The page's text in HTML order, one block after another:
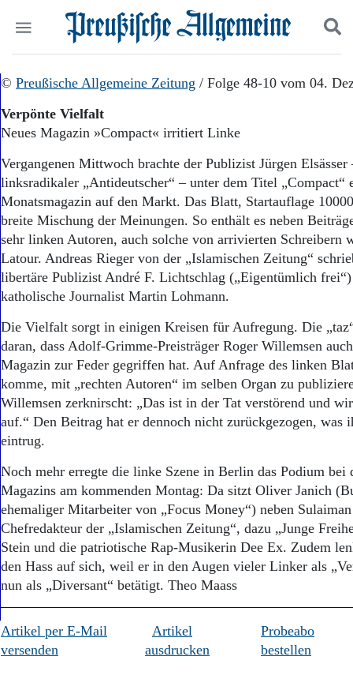
Start
Wer wir sind
Aktuelle Ausgabe
Abonnenten-Login
Abonnent werden
Abo Prämien
Archiv
Politik
Panorama
Leben
Geschichte
Ostpreußen
Pommern
Berlin-Brandenburg
Schlesien
Danzig und Westpreußen
Bücher
Kontakt
Impressum
Datenschutz
Suchen und finden
© Preußische Allgemeine Zeitung / Folge 48-10 vom 04.
Verpönte Vielfalt
Neues Magazin »Compact« irritiert Linke
Vergangenen Mittwoch brachte der Publizist Jürgen Elsässer
linksradikaler „Antideutscher“ – unter dem Titel „Compact“
Monatsmagazin auf den Markt. Das Blatt, Startauflage
breite Mischung der Meinungen. So enthält es neben
sehr linken Autoren, auch solche von arrivierten Schreibern
Latour. Andreas Rieger von der „Islamischen Zeitung“
libertäre Publizist André F. Lichtschlag („Eigentümlich
katholische Journalist Martin Lohmann.
Die Vielfalt sorgt in einigen Kreisen für Aufregung. Die
daran, dass Adolf-Grimme-Preisträger Roger Willemsen
Magazin zur Feder gegriffen hat. Auf Anfrage des linken
komme, mit „rechten Autoren“ im selben Organ zu
Willemsen zerknirscht: „Das ist in der Tat verstörend und
auf.“ Den Beitrag hat er dennoch nicht zurückgezogen,
eintrug.
Noch mehr erregte die linke Szene in Berlin das Podium bei
Magazins am kommenden Montag: Da sitzt Oliver Janich
ehemaliger Mitarbeiter von „Focus Money“) neben
Chefredakteur der „Islamischen Zeitung“, dazu „Junge
Stein und die patriotische Rap-Musikerin Dee Ex. Zudem
den Hass auf sich, weil er in den Augen vieler Linker als
nun als „Diversant“ betätigt. Theo Maass
Artikel per E-Mail
versenden
Artikel
ausdrucken
Probeabo
bestellen